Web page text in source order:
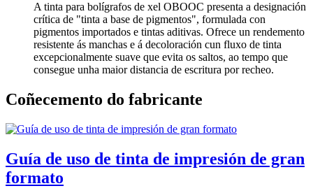
A tinta para bolígrafos de xel OBOOC presenta a designación
crítica de "tinta a base de pigmentos", formulada con
pigmentos importados e tintas aditivas. Ofrece un rendemento
resistente ás manchas e á decoloración cun fluxo de tinta
excepcionalmente suave que evita os saltos, ao tempo que
consegue unha maior distancia de escritura por recheo.
Coñecemento do fabricante
Guía de uso de tinta de impresión de gran
formato